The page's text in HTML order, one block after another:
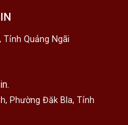
Tỉnh Quảng Ngãi
Phường Đăk Bla, Tỉnh